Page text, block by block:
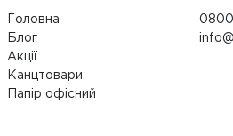
Головна
Блог
Акції
Канцтовари
Папір офісний